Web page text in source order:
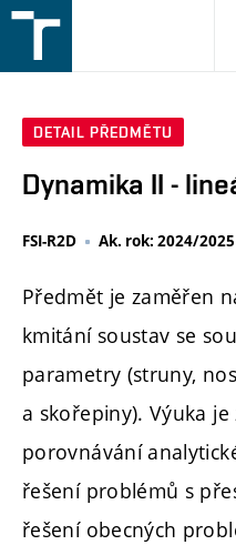
v
DETAIL PŘEDMĚTU
Dynamika II -
FSI-R2D Ak. rok: 2024/2025
Předmět je zaměřen
kmitání soustav se
parametry (struny,
a skořepiny). Výuka
porovnávání
řešení problémů s
řešení obecných